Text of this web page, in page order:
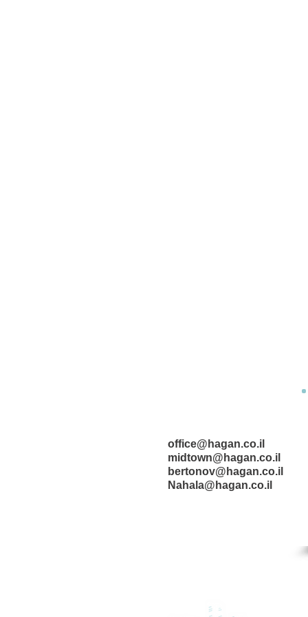
office@hagan.co.il
midtown@hagan.co.il
bertonov@hagan.co.il
Nahala@hagan.co.il